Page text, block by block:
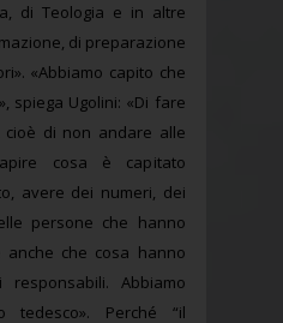
di Teologia e in altre
di preparazione
«Abbiamo capito che
spiega Ugolini: «Di fare
cioè di non andare alle
cosa è capitato
avere dei numeri, dei
persone che hanno
anche che cosa hanno
Abbiamo
tedesco». Perché “il